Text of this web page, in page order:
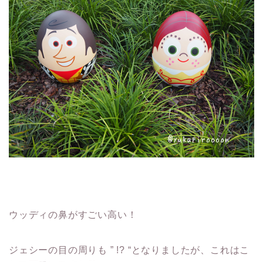
ウッディの鼻がすごい高い！
ジェシーの目の周りも ” !? “となりましたが、これはこ